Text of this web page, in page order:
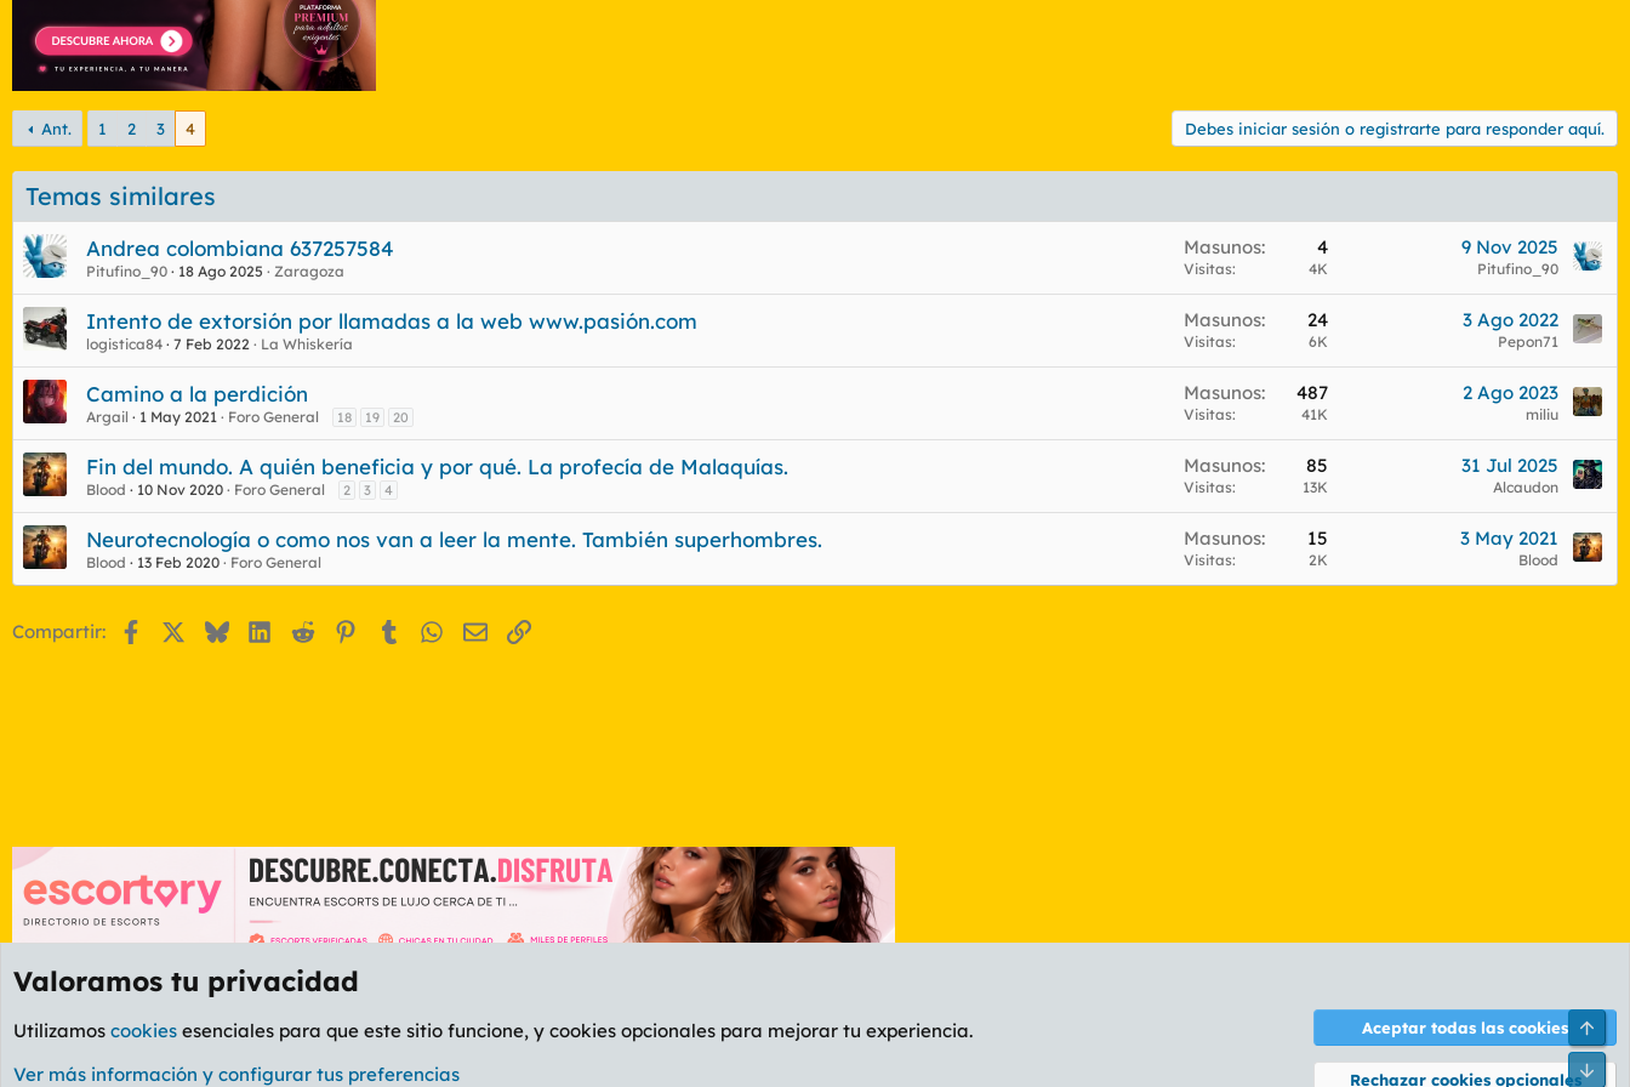
Ant. 1 2 3 4 Debes iniciar sesión o registrarte para responder aquí.
Temas similares
Andrea colombiana 637257584
Pitufino_90 18 Ago 2025 Zaragoza
Masunos 4
Visitas 4K
9 Nov 2025
Pitufino_90
Intento de extorsión por llamadas a la web www.pasión.com
logistica84 7 Feb 2022 La Whiskería
Masunos 24
Visitas 6K
3 Ago 2022
Pepon71
Camino a la perdición
Argail 1 May 2021 Foro General 18 19 20
Masunos 487
Visitas 41K
2 Ago 2023
miliu
Fin del mundo. A quién beneficia y por qué. La profecía de Malaquías.
Blood 10 Nov 2020 Foro General 2 3 4
Masunos 85
Visitas 13K
31 Jul 2025
Alcaudon
Neurotecnología o como nos van a leer la mente. También superhombres.
Blood 13 Feb 2020 Foro General
Masunos 15
Visitas 2K
3 May 2021
Blood
Compartir: FacebookBlueskyLinkedIn
Reddit Pinterest
Tumblr WhatsApp
EmailEnlace
Foro General
Ayuda
Valoramos tu privacidad
Utilizamos cookies esenciales para que este sitio funcione, y cookies opcionales para mejorar tu experiencia.
Ver más información y configurar tus preferencias
Aceptar todas las cookies
Rechazar cookies opcionales
Pie